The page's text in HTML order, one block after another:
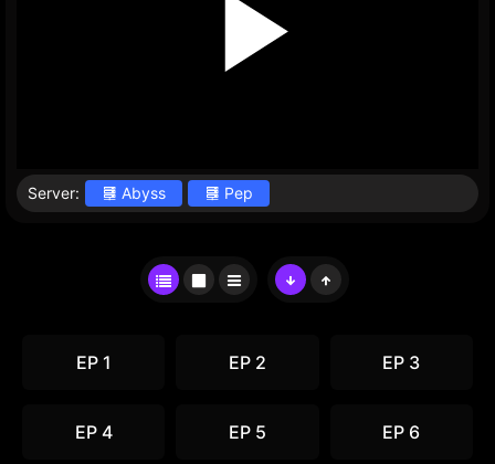
Server: Abyss Pep
EP 1 EP 2 EP 3
EP 4 EP 5 EP 6